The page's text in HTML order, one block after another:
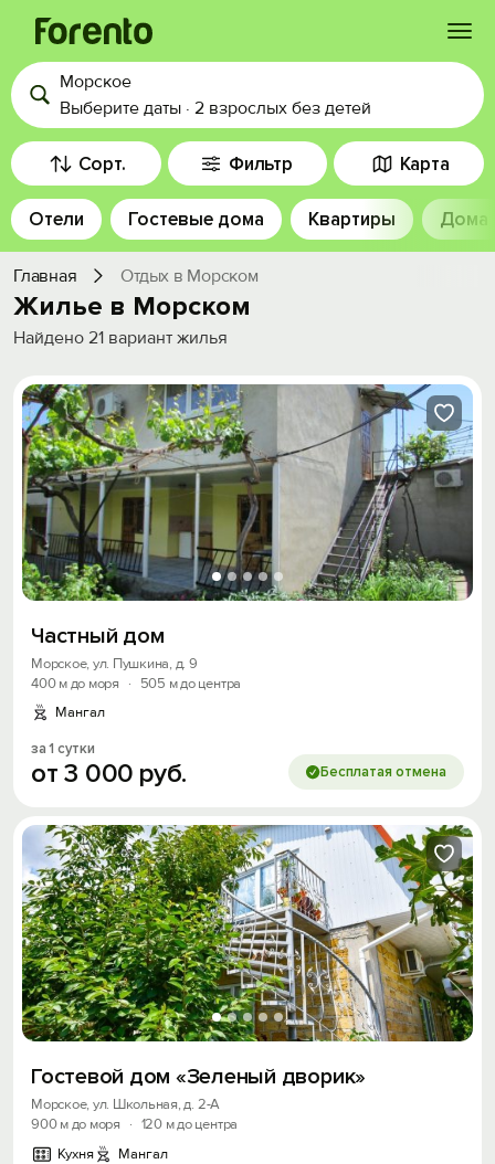
Войти
Избранное
История просмотра
Добавить свой объект
Морское
Выберите даты · 2 взрослых без детей
Сорт. Фильтр Карта
Отели Гостевые дома Квартиры Дома
Главная Отдых в Морском
Жилье в Морском
Найдено 21 вариант жилья
Частный дом
Морское, ул. Пушкина, д. 9
400 м до моря
·
505 м до центра
Мангал
за 1 сутки
от3 000 руб. Бесплатая отмена
Гостевой дом «Зеленый дворик»
Морское, ул. Школьная, д. 2-А
900 м до моря
· 120 м до центра
Кухня
Мангал